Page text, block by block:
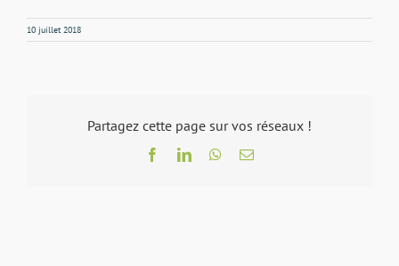
10 juillet 2018
Partagez cette page sur vos réseaux !
FacebookLinkedInWhatsApp
Email